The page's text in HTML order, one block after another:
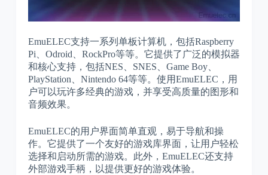
EmuELEC支持一系列单板计算机，包括Raspberry
Pi、Odroid、RockPro等等。它提供了广泛的模拟器
和核心支持，包括NES、SNES、Game Boy、
PlayStation、Nintendo 64等等。使用EmuELEC，用
户可以玩许多经典的游戏，并享受高质量的图形和
音频效果。
EmuELEC的用户界面简单直观，易于导航和操
作。它提供了一个友好的游戏库界面，让用户轻松
选择和启动所需的游戏。此外，EmuELEC还支持
外部游戏手柄，以提供更好的游戏体验。